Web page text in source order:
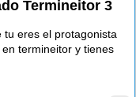
Termineitor 3
tu eres el protagonista
termineitor y tienes